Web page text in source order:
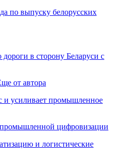
по выпуску белорусских
в сторону Беларуси с
от автора
и усиливает промышленное
цифровизации
и логистические